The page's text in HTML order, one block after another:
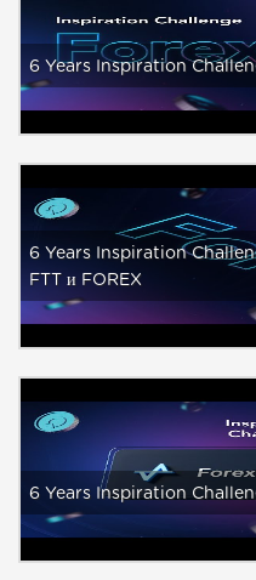
6 Years Inspiration
6 Years Inspiration
FTT и FOREX
6 Years Inspiration